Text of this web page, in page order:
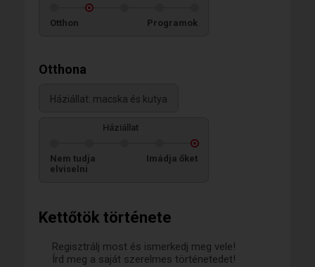
Kettőtök története
Regisztrálj most és ismerkedj meg vele!
Írd meg a saját szerelmes történetedet!
Otthon Programok
Otthona
Háziállat: macska és kutya
Háziállat
Nem tudja
elviselni
Imádja őket